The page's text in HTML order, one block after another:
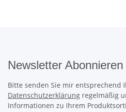
Newsletter Abonnieren
Bitte senden Sie mir entsprechend
Datenschutzerklärung regelmäßig
Informationen zu Ihrem